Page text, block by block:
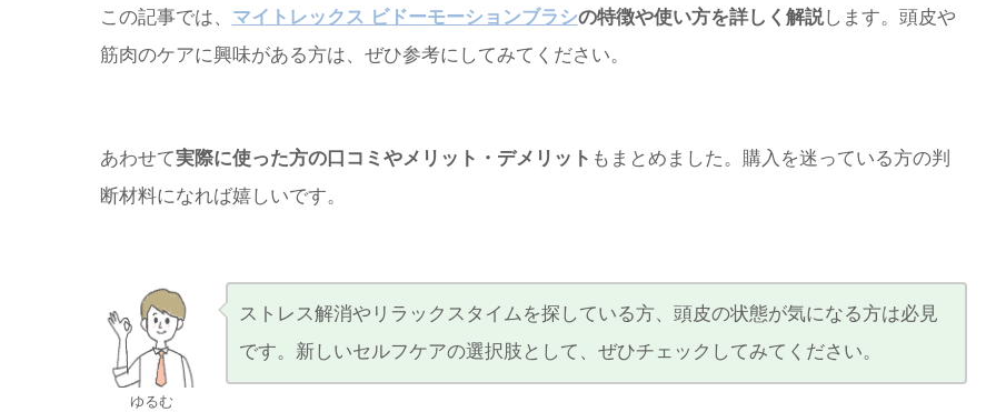
この記事では、 マイトレックス ビドーモーションブラシの特徴や使い方を詳しく解説します。頭皮や
筋肉のケアに興味がある方は、ぜひ参考にしてみてください。
あわせて実際に使った方の口コミやメリット・デメリット もまとめました。購入を迷っている方の判
断材料になれば嬉しいです。
ゆるむ
ストレス解消やリラックスタイムを探している方、頭皮の状態が気になる方は必見
です。新しいセルフケアの選択肢として、ぜひチェックしてみてください。